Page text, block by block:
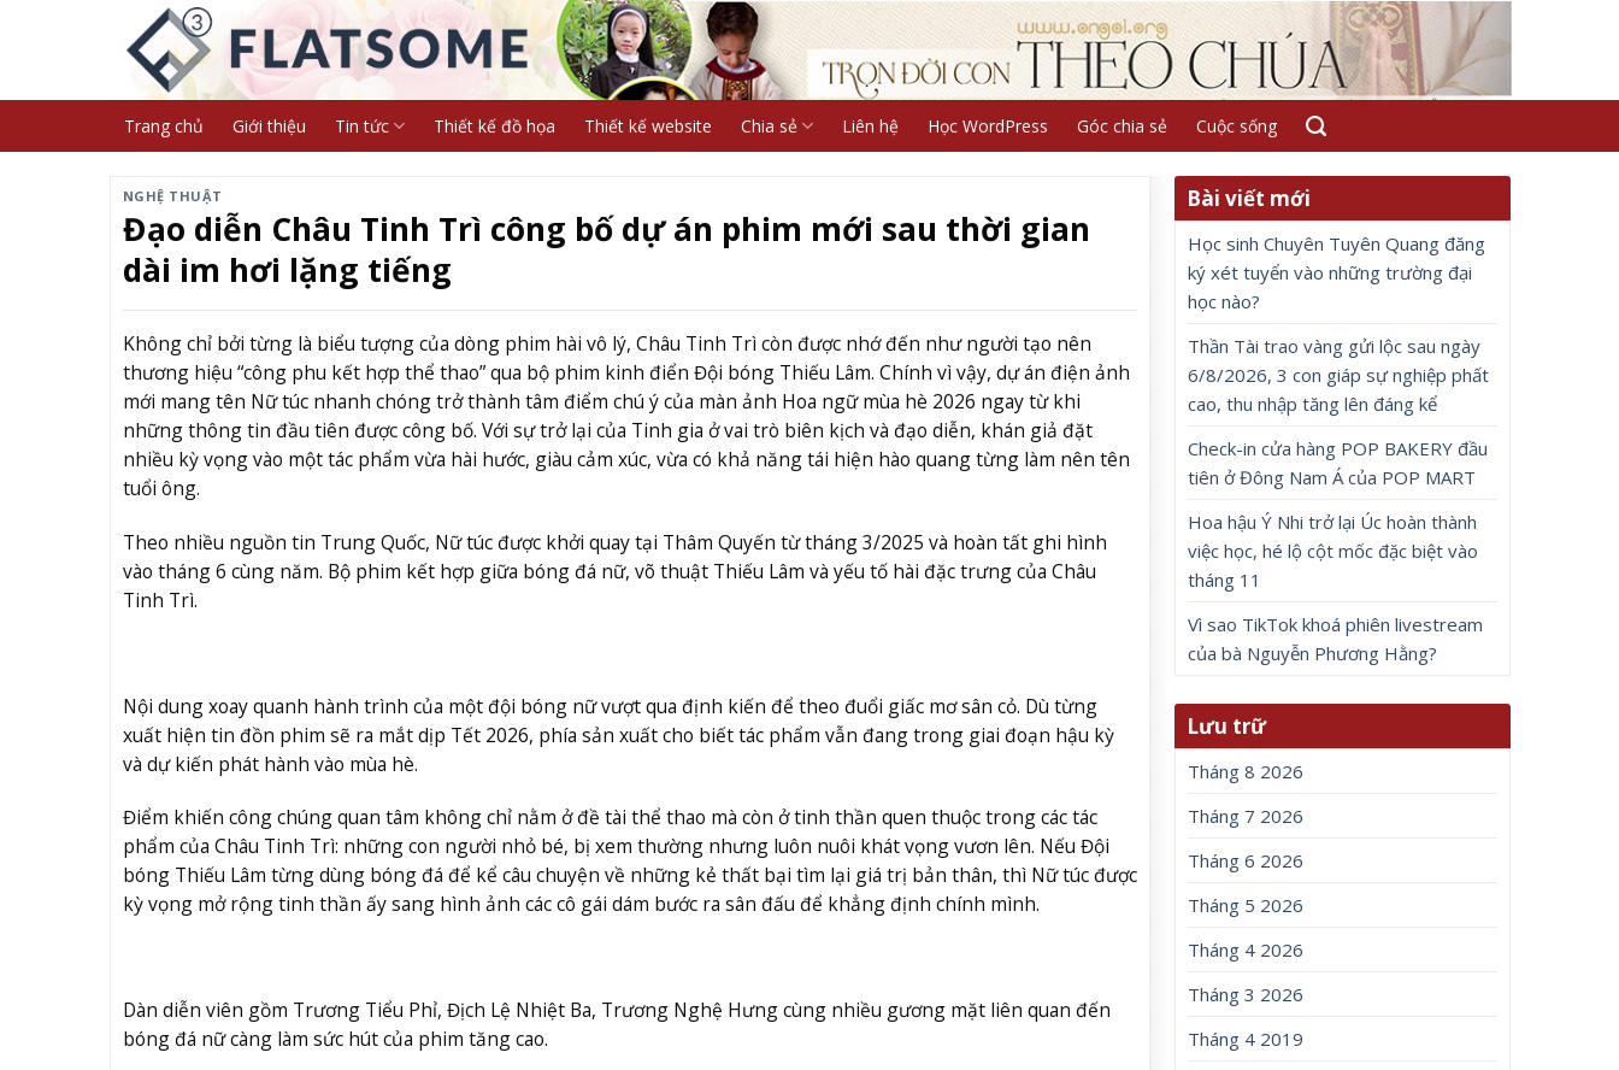
Trang chủ Giới thiệu Tin tức Thiết kế đồ họa Thiết kế website Chia sẻ Liên hệ Học WordPress Góc chia sẻ Cuộc sống
NGHỆ THUẬT
Đạo diễn Châu Tinh Trì công bố dự án phim mới sau thời gian
dài im hơi lặng tiếng
Không chỉ bởi từng là biểu tượng của dòng phim hài vô lý, Châu Tinh Trì còn được nhớ đến như người tạo nên
thương hiệu “công phu kết hợp thể thao” qua bộ phim kinh điển Đội bóng Thiếu Lâm. Chính vì vậy, dự án điện ảnh
mới mang tên Nữ túc nhanh chóng trở thành tâm điểm chú ý của màn ảnh Hoa ngữ mùa hè 2026 ngay từ khi
những thông tin đầu tiên được công bố. Với sự trở lại của Tinh gia ở vai trò biên kịch và đạo diễn, khán giả đặt
nhiều kỳ vọng vào một tác phẩm vừa hài hước, giàu cảm xúc, vừa có khả năng tái hiện hào quang từng làm nên tên
tuổi ông.
Theo nhiều nguồn tin Trung Quốc, Nữ túc được khởi quay tại Thâm Quyến từ tháng 3/2025 và hoàn tất ghi hình
vào tháng 6 cùng năm. Bộ phim kết hợp giữa bóng đá nữ, võ thuật Thiếu Lâm và yếu tố hài đặc trưng của Châu
Tinh Trì.
Nội dung xoay quanh hành trình của một đội bóng nữ vượt qua định kiến để theo đuổi giấc mơ sân cỏ. Dù từng
xuất hiện tin đồn phim sẽ ra mắt dịp Tết 2026, phía sản xuất cho biết tác phẩm vẫn đang trong giai đoạn hậu kỳ
và dự kiến phát hành vào mùa hè.
Điểm khiến công chúng quan tâm không chỉ nằm ở đề tài thể thao mà còn ở tinh thần quen thuộc trong các tác
phẩm của Châu Tinh Trì: những con người nhỏ bé, bị xem thường nhưng luôn nuôi khát vọng vươn lên. Nếu Đội
bóng Thiếu Lâm từng dùng bóng đá để kể câu chuyện về những kẻ thất bại tìm lại giá trị bản thân, thì Nữ túc được
kỳ vọng mở rộng tinh thần ấy sang hình ảnh các cô gái dám bước ra sân đấu để khẳng định chính mình.
Dàn diễn viên gồm Trương Tiểu Phỉ, Địch Lệ Nhiệt Ba, Trương Nghệ Hưng cùng nhiều gương mặt liên quan đến
bóng đá nữ càng làm sức hút của phim tăng cao.
Bài viết mới
Học sinh Chuyên Tuyên Quang đăng
ký xét tuyển vào những trường đại
học nào?
Thần Tài trao vàng gửi lộc sau ngày
6/8/2026, 3 con giáp sự nghiệp phất
cao, thu nhập tăng lên đáng kể
Check-in cửa hàng POP BAKERY đầu
tiên ở Đông Nam Á của POP MART
Hoa hậu Ý Nhi trở lại Úc hoàn thành
việc học, hé lộ cột mốc đặc biệt vào
tháng 11
Vì sao TikTok khoá phiên livestream
của bà Nguyễn Phương Hằng?
Lưu trữ
Tháng 8 2026
Tháng 7 2026
Tháng 6 2026
Tháng 5 2026
Tháng 4 2026
Tháng 3 2026
Tháng 4 2019